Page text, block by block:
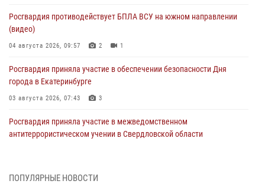
Росгвардия противодействует БПЛА ВСУ на южном направлении
(видео)
04 августа 2026, 09:57 2 1
Росгвардия приняла участие в обеспечении безопасности Дня
города в Екатеринбурге
03 августа 2026, 07:43 3
Росгвардия приняла участие в межведомственном
антитеррористическом учении в Свердловской области
Росгвардия обеспечивает безопасность граждан на южном
ПОПУЛЯРНЫЕ НОВОСТИ